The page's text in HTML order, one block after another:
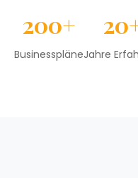
200+
BusinesspläneJahre